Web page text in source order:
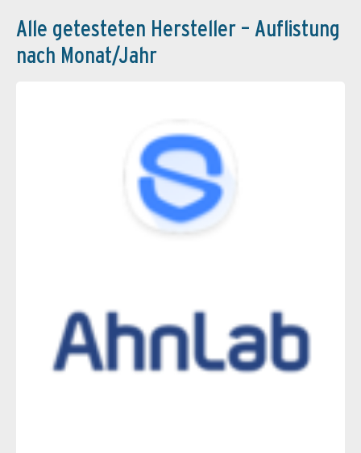
Alle getesteten Hersteller – Auflistung
nach Monat/Jahr